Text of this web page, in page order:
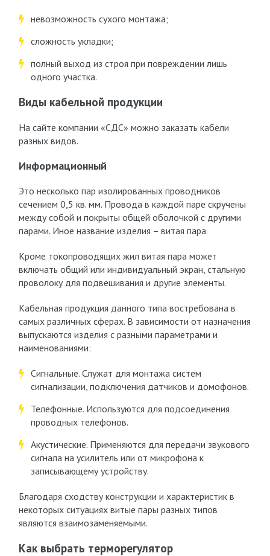
невозможность сухого монтажа;
сложность укладки;
полный выход из строя при повреждении лишь
одного участка.
Виды кабельной продукции
На сайте компании «СДС» можно заказать кабели
разных видов.
Информационный
Это несколько пар изолированных проводников
сечением 0,5 кв. мм. Провода в каждой паре скручены
между собой и покрыты общей оболочкой с другими
парами. Иное название изделия – витая пара.
Кроме токопроводящих жил витая пара может
включать общий или индивидуальный экран, стальную
проволоку для подвешивания и другие элементы.
Кабельная продукция данного типа востребована в
самых различных сферах. В зависимости от назначения
выпускаются изделия с разными параметрами и
наименованиями:
Сигнальные. Служат для монтажа систем
сигнализации, подключения датчиков и домофонов.
Телефонные. Используются для подсоединения
проводных телефонов.
Акустические. Применяются для передачи звукового
сигнала на усилитель или от микрофона к
записывающему устройству.
Благодаря сходству конструкции и характеристик в
некоторых ситуациях витые пары разных типов
являются взаимозаменяемыми.
Как выбрать терморегулятор